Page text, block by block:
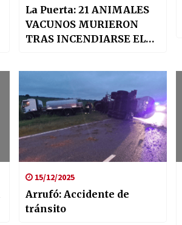
La Puerta: 21 ANIMALES
VACUNOS MURIERON
TRAS INCENDIARSE EL
15/12/2025
Arrufó: Accidente de
tránsito